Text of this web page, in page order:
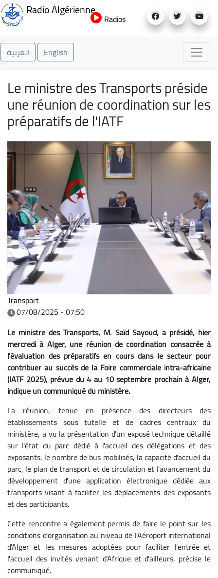
au
Radio Algérienne
Radios
العربية English
Le ministre des Transports préside
une réunion de coordination sur les
préparatifs de l'IATF
Transport
07/08/2025 - 07:50
Le ministre des Transports, M. Saïd Sayoud, a présidé, hier
mercredi à Alger, une réunion de coordination consacrée à
l'évaluation des préparatifs en cours dans le secteur pour
contribuer au succès de la Foire commerciale intra-africaine
(IATF 2025), prévue du 4 au 10 septembre prochain à Alger,
indique un communiqué du ministère.
La réunion, tenue en présence des directeurs des
établissements sous tutelle et de cadres centraux du
ministère, a vu la présentation d'un exposé technique détaillé
sur l'état du parc dédié à l'accueil des délégations et des
exposants, le nombre de bus mobilisés, la capacité d'accueil du
parc, le plan de transport et de circulation et l'avancement du
développement d'une application électronique dédiée aux
transports visant à faciliter les déplacements des exposants
et des participants.
Cette rencontre a également permis de faire le point sur les
conditions d'organisation au niveau de l'Aéroport international
d'Alger et les mesures adoptées pour faciliter l'entrée et
l'accueil des invités venant d'Afrique et d'ailleurs, précise le
communiqué.